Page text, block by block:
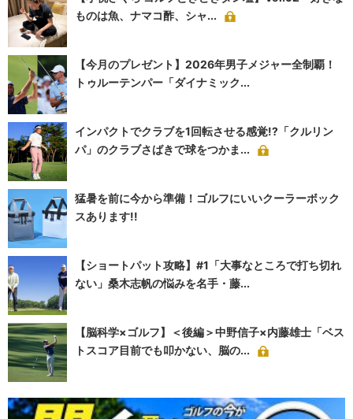
ものは魚、ナマコ酢、シャ...
【今月のプレゼント】2026年男子メジャー全制覇！
トゥルーテンパー「ダイナミック...
インパクトでクラブを1回転させる感覚!?「クルリン
パ」のクラブさばきで球をつかま...
猛暑を前に今から準備！ゴルフにいいクーラーボック
スあります!!
【ショートパット攻略】#1「大事なところで打ち切れ
ない」桑木志帆の悩みを名手・藤...
【脳科学×ゴルフ】＜後編＞中野信子×内藤雄士「ベス
トスコア目前でも叩かない、脳の...